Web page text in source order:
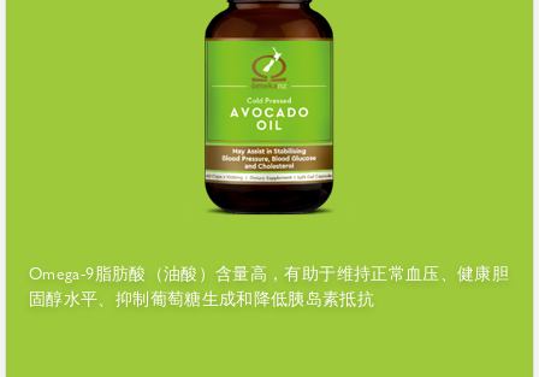
Omega-9脂肪酸（油酸）含量高，有助于维持正常血压、健康胆
固醇水平、抑制葡萄糖生成和降低胰岛素抵抗